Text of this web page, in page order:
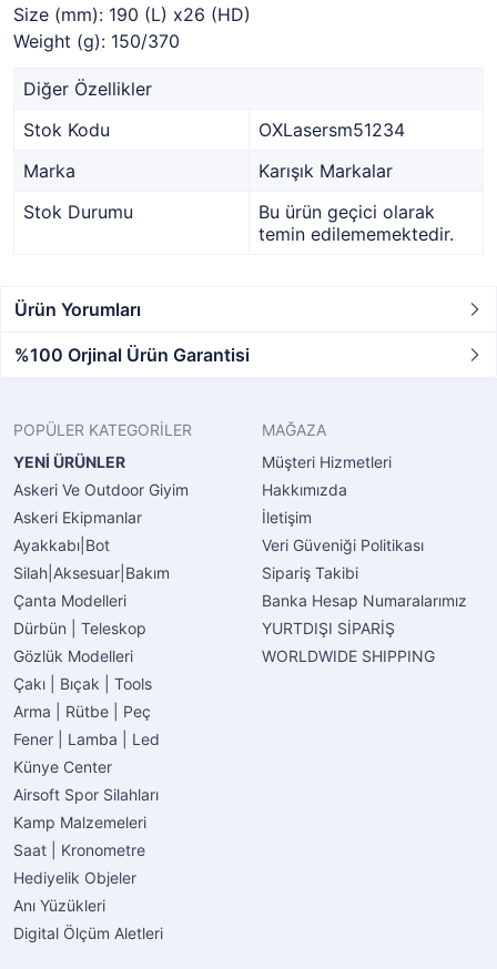
Size (mm): 190 (L) x26 (HD)
Weight (g): 150/370
Diğer Özellikler
Stok Kodu
OXLasersm51234
Marka
Karışık Markalar
Stok Durumu
Bu ürün geçici olarak
temin edilememektedir.
Ürün Yorumları
%100 Orjinal Ürün Garantisi
POPÜLER KATEGORİLER
YENİ ÜRÜNLER
Askeri Ve Outdoor Giyim
Askeri Ekipmanlar
Ayakkabı|Bot
Silah|Aksesuar|Bakım
Çanta Modelleri
Dürbün | Teleskop
Gözlük Modelleri
Çakı | Bıçak | Tools
Arma | Rütbe | Peç
Fener | Lamba | Led
Künye Center
Airsoft Spor Silahları
Kamp Malzemeleri
Saat | Kronometre
Hediyelik Objeler
Anı Yüzükleri
Digital Ölçüm Aletleri
MAĞAZA
Müşteri Hizmetleri
Hakkımızda
İletişim
Veri Güveniği Politikası
Sipariş Takibi
Banka Hesap Numaralarımız
YURTDIŞI SİPARİŞ
WORLDWIDE SHIPPING